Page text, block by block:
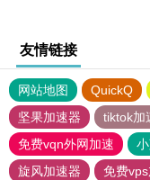
友情链接
网站地图 QuickQ
坚果加速器
tiktok加
免费vqn外网加速
旋风加速器
免费